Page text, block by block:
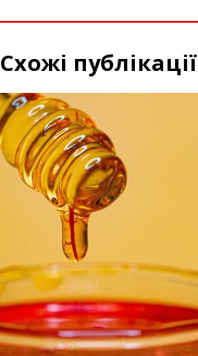
Схожі публікації